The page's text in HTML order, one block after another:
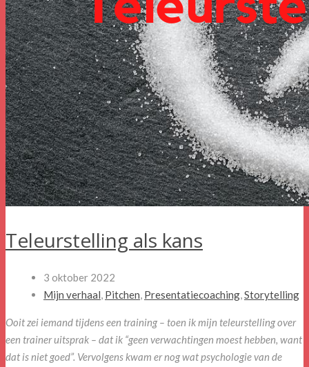
Teleurstelling als kans
3 oktober 2022
Mijn verhaal, Pitchen, Presentatiecoaching,Storytelling
Ooit zei iemand tijdens een training – toen ik mijn teleurstelling over
een trainer uitsprak – dat ik “geen verwachtingen moest hebben, want
dat is niet goed”. Vervolgens kwam er nog wat psychologie van de